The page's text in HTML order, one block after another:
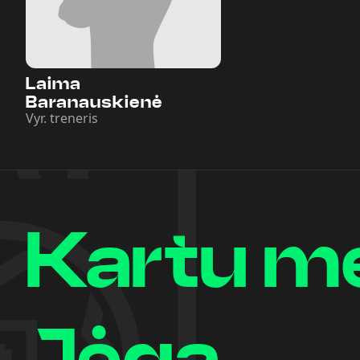
Laima
Baranauskienė
Vyr. treneris
Kartu